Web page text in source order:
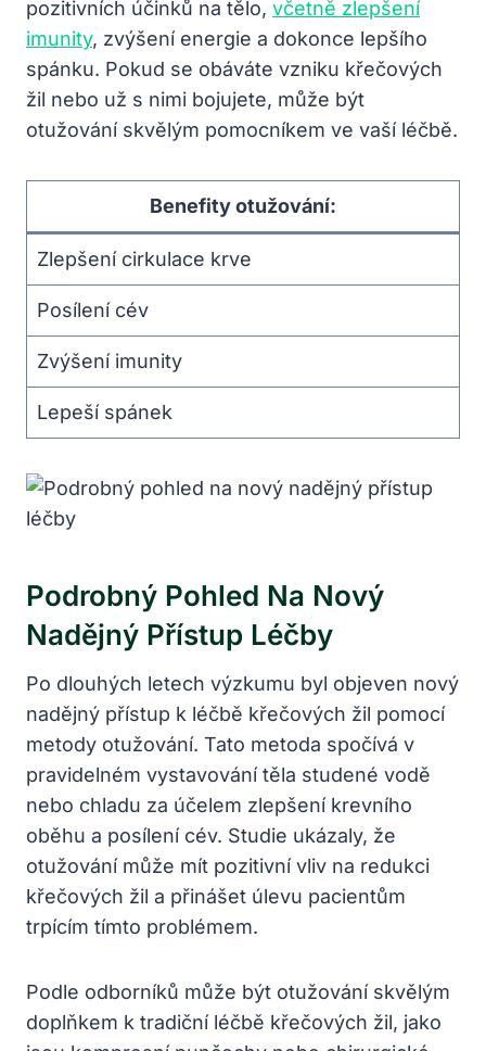
pozitivních účinků na tělo, včetně zlepšení
imunity, zvýšení energie a dokonce lepšího
spánku. Pokud se obáváte vzniku křečových
žil nebo už s nimi bojujete, může být
otužování skvělým pomocníkem ve vaší léčbě.
Benefity otužování:
Zlepšení cirkulace krve
Posílení cév
Zvýšení imunity
Lepeší spánek
Podrobný Pohled Na Nový
Nadějný Přístup Léčby
Po dlouhých letech výzkumu byl objeven nový
nadějný přístup k léčbě křečových žil pomocí
metody otužování. Tato metoda spočívá v
pravidelném vystavování těla studené vodě
nebo chladu za účelem zlepšení krevního
oběhu a posílení cév. Studie ukázaly, že
otužování může mít pozitivní vliv na redukci
křečových žil a přinášet úlevu pacientům
trpícím tímto problémem.
Podle odborníků může být otužování skvělým
doplňkem k tradiční léčbě křečových žil, jako